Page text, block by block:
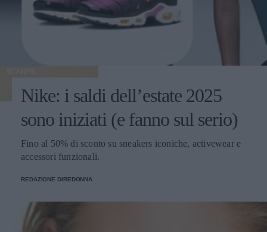
SCARPE
Nike: i saldi dell’estate 2025
sono iniziati (e fanno sul serio)
Fino al 50% di sconto su sneakers iconiche, activewear e
accessori funzionali.
REDAZIONE DIREDONNA